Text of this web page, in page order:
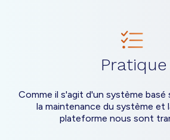
Pratique
Comme il s'agit d'un système
la maintenance du système et
plateforme nous sont